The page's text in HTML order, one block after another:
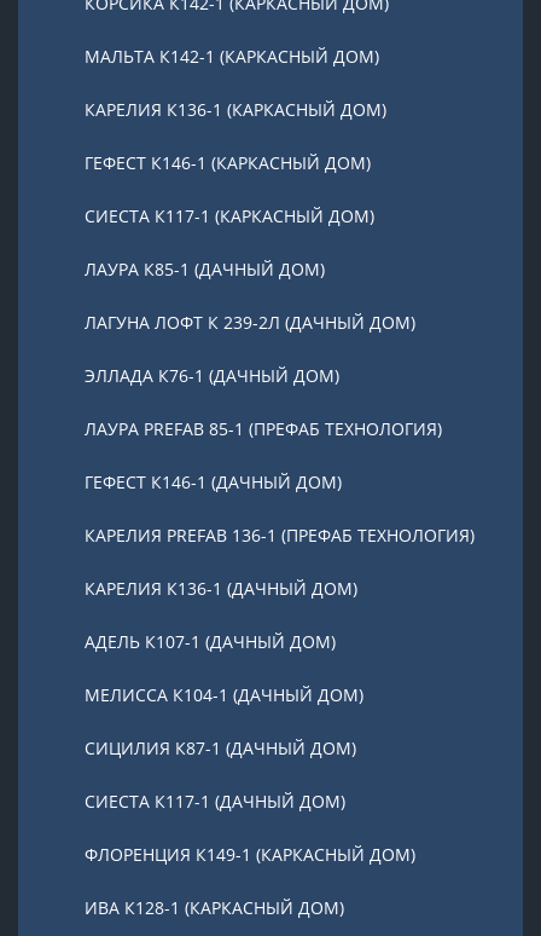
МАЛЬТА К142-1 (КАРКАСНЫЙ ДОМ)
КАРЕЛИЯ К136-1 (КАРКАСНЫЙ ДОМ)
ГЕФЕСТ К146-1 (КАРКАСНЫЙ ДОМ)
СИЕСТА К117-1 (КАРКАСНЫЙ ДОМ)
ЛАУРА К85-1 (ДАЧНЫЙ ДОМ)
ЛАГУНА ЛОФТ К 239-2Л (ДАЧНЫЙ ДОМ)
ЭЛЛАДА К76-1 (ДАЧНЫЙ ДОМ)
ЛАУРА PREFAB 85-1 (ПРЕФАБ ТЕХНОЛОГИЯ)
ГЕФЕСТ К146-1 (ДАЧНЫЙ ДОМ)
КАРЕЛИЯ PREFAB 136-1 (ПРЕФАБ ТЕХНОЛОГИЯ)
КАРЕЛИЯ К136-1 (ДАЧНЫЙ ДОМ)
АДЕЛЬ К107-1 (ДАЧНЫЙ ДОМ)
МЕЛИССА К104-1 (ДАЧНЫЙ ДОМ)
СИЦИЛИЯ К87-1 (ДАЧНЫЙ ДОМ)
СИЕСТА К117-1 (ДАЧНЫЙ ДОМ)
ФЛОРЕНЦИЯ К149-1 (КАРКАСНЫЙ ДОМ)
ИВА К128-1 (КАРКАСНЫЙ ДОМ)